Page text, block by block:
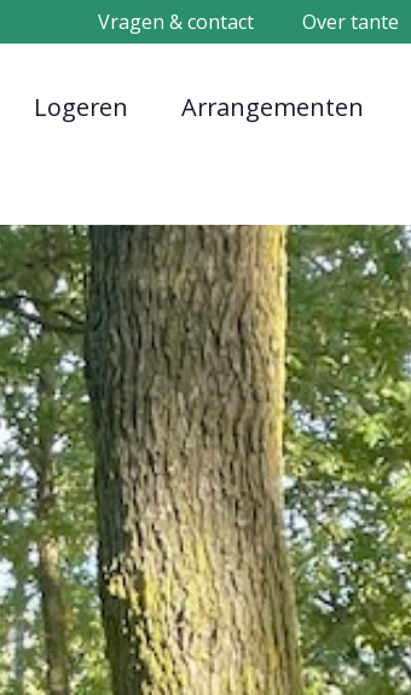
Vragen & contact Over tante
Logeren Arrangementen